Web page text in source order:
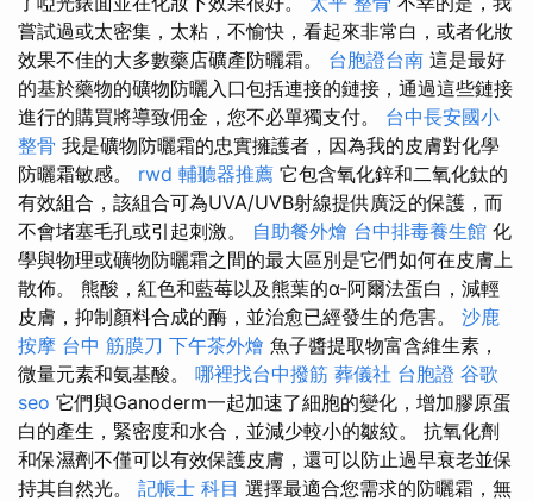
嘗試過或太密集，太粘，不愉快，看起來非常白，或者化妝
效果不佳的大多數藥店礦產防曬霜。 台胞證台南 這是最好
的基於藥物的礦物防曬入口包括連接的鏈接，通過這些鏈接
進行的購買將導致佣金，您不必單獨支付。 台中長安國小
整骨 我是礦物防曬霜的忠實擁護者，因為我的皮膚對化學
防曬霜敏感。 rwd 輔聽器推薦 它包含氧化鋅和二氧化鈦的
有效組合，該組合可為UVA/UVB射線提供廣泛的保護，而
不會堵塞毛孔或引起刺激。 自助餐外燴 台中排毒養生館 化
學與物理或礦物防曬霜之間的最大區別是它們如何在皮膚上
散佈。 熊酸，紅色和藍莓以及熊葉的α-阿爾法蛋白，減輕
皮膚，抑制顏料合成的酶，並治愈已經發生的危害。 沙鹿
按摩 台中 筋膜刀 下午茶外燴 魚子醬提取物富含維生素，
微量元素和氨基酸。 哪裡找台中撥筋 葬儀社 台胞證 谷歌
seo 它們與Ganoderm一起加速了細胞的變化，增加膠原蛋
白的產生，緊密度和水合，並減少較小的皺紋。 抗氧化劑
和保濕劑不僅可以有效保護皮膚，還可以防止過早衰老並保
持其自然光。 記帳士 科目 選擇最適合您需求的防曬霜，無